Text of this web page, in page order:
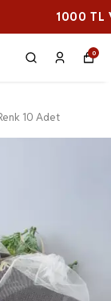
0
10 Adet